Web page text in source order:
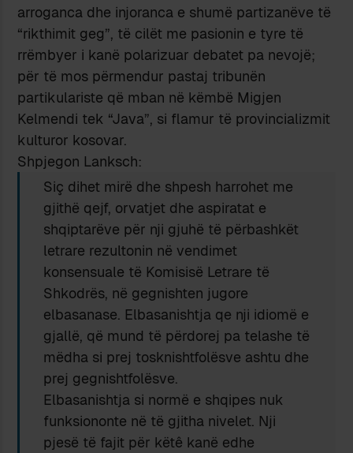
arroganca dhe injoranca e shumë partizanëve të
“rikthimit geg”, të cilët me pasionin e tyre të
rrëmbyer i kanë polarizuar debatet pa nevojë;
për të mos përmendur pastaj tribunën
partikulariste që mban në këmbë Migjen
Kelmendi tek “Java”, si flamur të provincializmit
kulturor kosovar.
Shpjegon Lanksch:
Siç dihet mirë dhe shpesh harrohet me
gjithë qejf, orvatjet dhe aspiratat e
shqiptarëve për nji gjuhë të përbashkët
letrare rezultonin në vendimet
konsensuale të Komisisë Letrare të
Shkodrës, në gegnishten jugore
elbasanase. Elbasanishtja qe nji idiomë e
gjallë, që mund të përdorej pa telashe të
mëdha si prej tosknishtfolësve ashtu dhe
prej gegnishtfolësve.
Elbasanishtja si normë e shqipes nuk
funksiononte në të gjitha nivelet. Nji
pjesë të fajit për këtê kanë edhe